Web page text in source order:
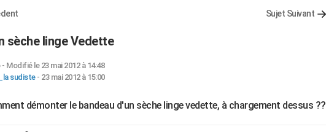
Sujet Suivant
sèche linge Vedette
- Modifié le 23 mai 2012 à 14:48
sudiste- 23 mai 2012 à 15:00
démonter le bandeau d'un sèche linge vedette, à chargement dessus ??